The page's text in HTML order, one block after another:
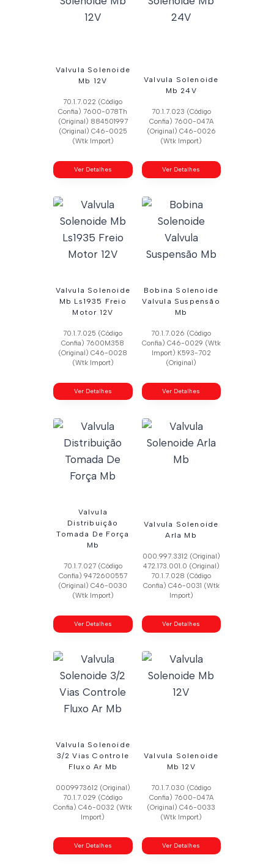
Valvula Solenoide
Mb 12V
70.1.7.022 (Código
Confia) 7600-078Th
(Original) 884501997
(Original) C46-0025
(Wtk Import)
Ver Detalhes
Valvula Solenoide
Mb 24V
70.1.7.023 (Código
Confia) 7600-047A
(Original) C46-0026
(Wtk Import)
Ver Detalhes
Valvula Solenoide
Mb Ls1935 Freio
Motor 12V
70.1.7.025 (Código
Confia) 7600M358
(Original) C46-0028
(Wtk Import)
Ver Detalhes
Bobina Solenoide
Valvula Suspensão
Mb
70.1.7.026 (Código
Confia) C46-0029 (Wtk
Import) K593-702
(Original)
Ver Detalhes
Valvula
Distribuição
Tomada De Força
Mb
70.1.7.027 (Código
Confia) 9472600557
(Original) C46-0030
(Wtk Import)
Ver Detalhes
Valvula Solenoide
Arla Mb
000.997.3312 (Original)
472.173.001.0 (Original)
70.1.7.028 (Código
Confia) C46-0031 (Wtk
Import)
Ver Detalhes
Valvula Solenoide
3/2 Vias Controle
Fluxo Ar Mb
0009973612 (Original)
70.1.7.029 (Código
Confia) C46-0032 (Wtk
Import)
Ver Detalhes
Valvula Solenoide
Mb 12V
70.1.7.030 (Código
Confia) 7600-047A
(Original) C46-0033
(Wtk Import)
Ver Detalhes